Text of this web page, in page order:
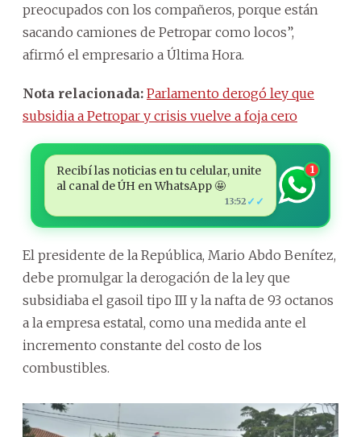
preocupados con los compañeros, porque están
sacando camiones de Petropar como locos”,
afirmó el empresario a Última Hora.
Nota relacionada: Parlamento derogó ley que
subsidia a Petropar y crisis vuelve a foja cero
Recibí las noticias en tu celular, unite
al canal de ÚH en WhatsApp 🤩
13:52 ✓✓
1
El presidente de la República, Mario Abdo Benítez,
debe promulgar la derogación de la ley que
subsidiaba el gasoil tipo III y la nafta de 93 octanos
a la empresa estatal, como una medida ante el
incremento constante del costo de los
combustibles.